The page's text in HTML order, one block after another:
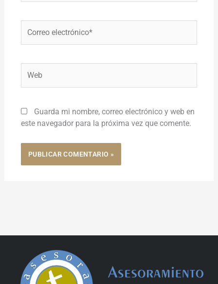
electrónico*
Guarda mi nombre, correo electrónico y web en
este navegador para la próxima vez que comente.